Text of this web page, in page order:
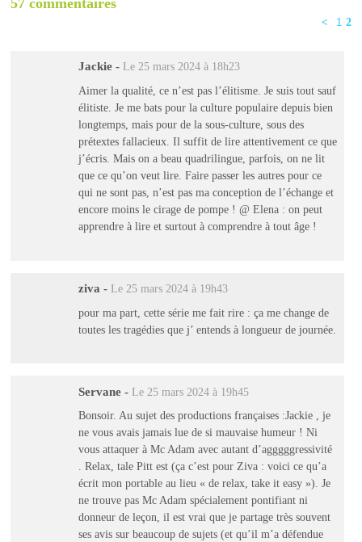
< 1 2
Jackie - Le 25 mars 2024 à 18h23
Aimer la qualité, ce n’est pas l’élitisme. Je suis tout sauf
élitiste. Je me bats pour la culture populaire depuis bien
longtemps, mais pour de la sous-culture, sous des
prétextes fallacieux. Il suffit de lire attentivement ce que
j’écris. Mais on a beau quadrilingue, parfois, on ne lit
que ce qu’on veut lire. Faire passer les autres pour ce
qui ne sont pas, n’est pas ma conception de l’échange et
encore moins le cirage de pompe ! @ Elena : on peut
apprendre à lire et surtout à comprendre à tout âge !
ziva - Le 25 mars 2024 à 19h43
pour ma part, cette série me fait rire : ça me change de
toutes les tragédies que j’ entends à longueur de journée.
Servane - Le 25 mars 2024 à 19h45
Bonsoir. Au sujet des productions françaises :Jackie , je
ne vous avais jamais lue de si mauvaise humeur ! Ni
vous attaquer à Mc Adam avec autant d’agggggressivité
. Relax, tale Pitt est (ça c’est pour Ziva : voici ce qu’a
écrit mon portable au lieu « de relax, take it easy »). Je
ne trouve pas Mc Adam spécialement pontifiant ni
donneur de leçon, il est vrai que je partage très souvent
ses avis sur beaucoup de sujets (et qu’il m’a défendue